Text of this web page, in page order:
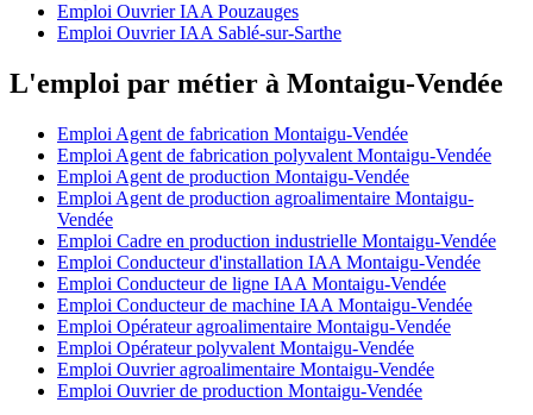
Emploi Ouvrier IAA Pouzauges
Emploi Ouvrier IAA Sablé-sur-Sarthe
L'emploi par métier à Montaigu-Vendée
Emploi Agent de fabrication Montaigu-Vendée
Emploi Agent de fabrication polyvalent Montaigu-Vendée
Emploi Agent de production Montaigu-Vendée
Emploi Agent de production agroalimentaire Montaigu-
Vendée
Emploi Cadre en production industrielle Montaigu-Vendée
Emploi Conducteur d'installation IAA Montaigu-Vendée
Emploi Conducteur de ligne IAA Montaigu-Vendée
Emploi Conducteur de machine IAA Montaigu-Vendée
Emploi Opérateur agroalimentaire Montaigu-Vendée
Emploi Opérateur polyvalent Montaigu-Vendée
Emploi Ouvrier agroalimentaire Montaigu-Vendée
Emploi Ouvrier de production Montaigu-Vendée